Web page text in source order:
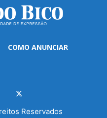
COMO ANUNCIAR
Reservados